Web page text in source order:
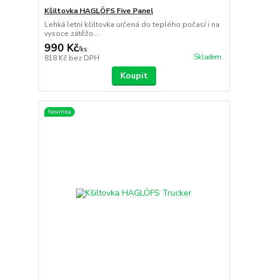
Kšiltovka HAGLÖFS Five Panel
Lehká letní kšiltovka určená do teplého počasí i na
vysoce zátěžo...
990 Kč/ks
818 Kč bez DPH Skladem
Koupit
Novinka